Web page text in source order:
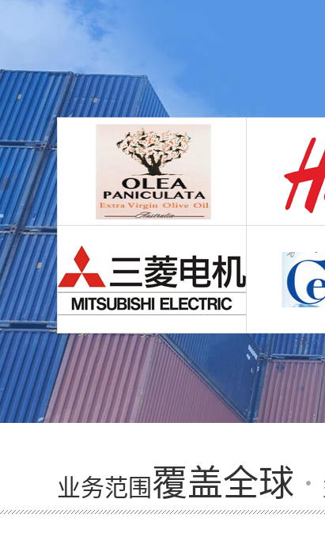
业务范围覆盖全球 ·